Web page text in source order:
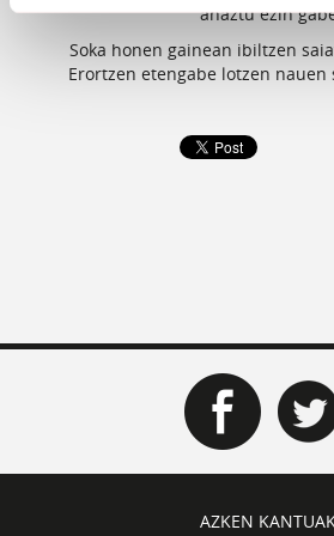
ahaztu ezin
Soka honen gainean ibiltzen
Erortzen etengabe lotzen nauen
AZKEN KANTUAK